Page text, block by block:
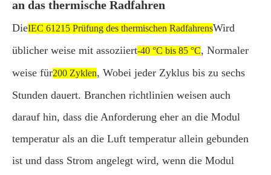
an das thermische Radfahren
DieIEC 61215 Prüfung des thermischen RadfahrensWird
üblicher weise mit assoziiert-40 °C bis 85 °C, Normaler
weise für200 Zyklen, Wobei jeder Zyklus bis zu sechs
Stunden dauert. Branchen richtlinien weisen auch
darauf hin, dass die Anforderung eher an die Modul
temperatur als an die Luft temperatur allein gebunden
ist und dass Strom angelegt wird, wenn die Modul